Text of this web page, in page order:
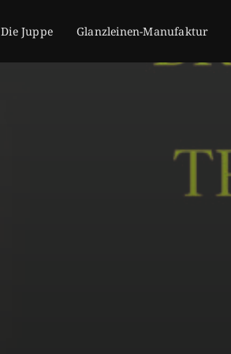
Die Juppe Glanzleinen-Manufaktur